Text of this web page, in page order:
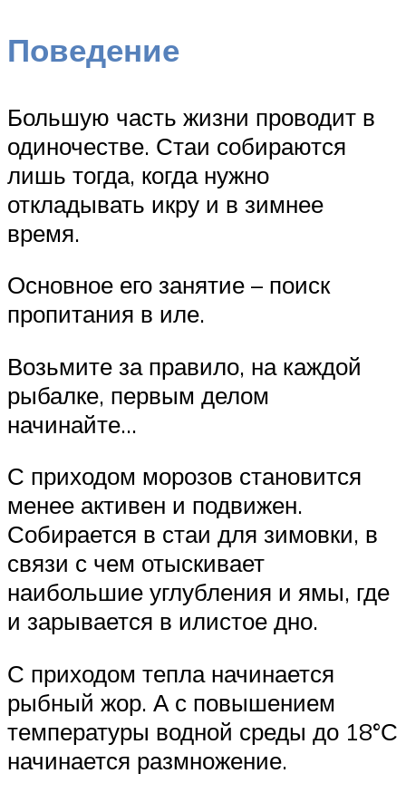
Поведение
Большую часть жизни проводит в
одиночестве. Стаи собираются
лишь тогда, когда нужно
откладывать икру и в зимнее
время.
Основное его занятие – поиск
пропитания в иле.
Возьмите за правило, на каждой
рыбалке, первым делом
начинайте…
С приходом морозов становится
менее активен и подвижен.
Собирается в стаи для зимовки, в
связи с чем отыскивает
наибольшие углубления и ямы, где
и зарывается в илистое дно.
С приходом тепла начинается
рыбный жор. А с повышением
температуры водной среды до 18°С
начинается размножение.